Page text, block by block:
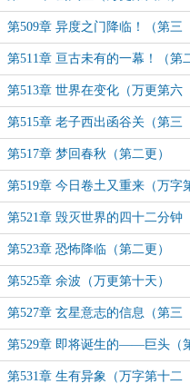
第509章 异度之门降临！（第三
更）
第511章 亘古未有的一幕！（第
更）
第513章 世界在变化（万更第六
天）
第515章 老子西出函谷关（第三
更）
第517章 梦回春秋（第二更）
第519章 今日卷土又重来（万字
九天）
第521章 毁灭世界的四十二分钟
（第三更）
第523章 恐怖降临（第二更）
第525章 余波（万更第十天）
第527章 玄星意志的信息（第三
更）
第529章 即将诞生的——巨头（
二更）
第531章 生有异象（万字第十二